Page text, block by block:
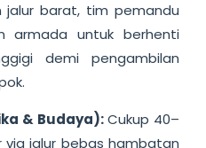
jalur barat, tim pemandu
armada untuk berhenti
demi pengambilan
& Budaya):Cukup 40–
jalur bebas hambatan